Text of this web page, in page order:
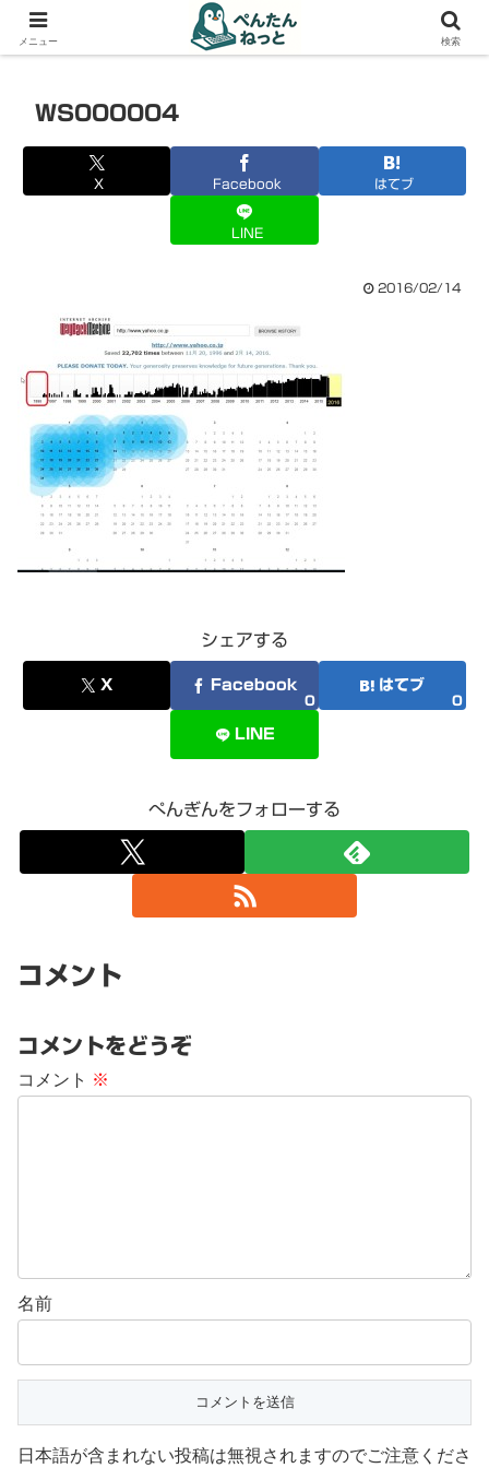
PCやガジェットの備忘録
WS000004
X Facebook はてブ
LINE
2016/02/14
シェアする
X Facebook
0
はてブ
0
LINE
ぺんぎんをフォローする
コメント
コメントをどうぞ
コメント ※
名前
日本語が含まれない投稿は無視されますのでご注意くださ
メニュー 検索